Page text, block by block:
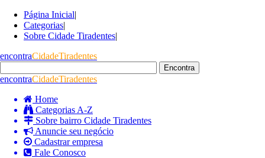
Página Inicial|
Categorias|
Sobre Cidade Tiradentes|
encontraCidadeTiradentes
encontraCidadeTiradentes
Home
Categorias A-Z
Sobre bairro Cidade Tiradentes
Anuncie seu negócio
Cadastrar empresa
Fale Conosco